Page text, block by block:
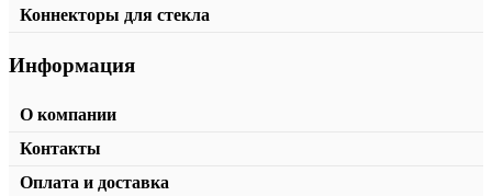
Дверной доводчик T-86D
Коннекторы для стекла
Информация
О компании
Контакты
Оплата и доставка